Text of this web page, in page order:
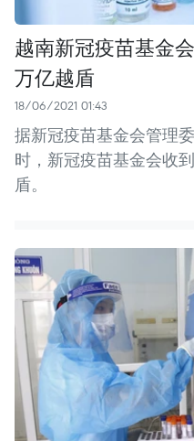
越南新冠疫苗基金
万亿越盾
18/06/2021 01:43
据新冠疫苗基金会管理
时，新冠疫苗基金会收
盾。